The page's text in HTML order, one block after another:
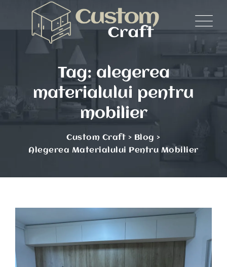
content
Tag: alegerea
materialului pentru
mobilier
Custom Craft > Blog >
Alegerea Materialului Pentru Mobilier